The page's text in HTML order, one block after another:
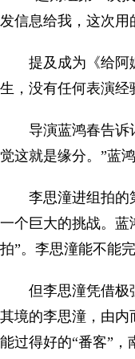
发信息给我，这次用
提及成为《给阿
生，没有任何表演
导演蓝鸿春告诉
觉这就是缘分。”蓝鸿
李思潼进组拍
一个巨大的挑战。蓝
拍”。李思潼能不能
但李思潼凭借极
其境的李思潼，由
能过得好的“番客”